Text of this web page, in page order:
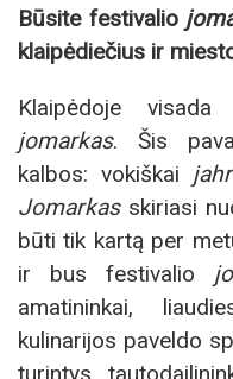
Būsite festivalio
klaipėdiečius ir
Klaipėdoje
jomarkas. Šis
kalbos: vokiškai jahr
Jomarkasskiriasi
būti tik kartą per
ir bus festivalio
amatininkai,
kulinarijos paveldo
turintys